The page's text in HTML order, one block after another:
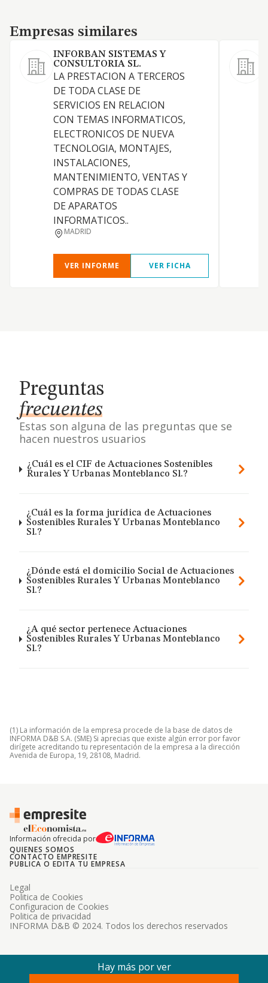
Empresas similares
Empresas similares
INFORBAN SISTEMAS Y
CONSULTORIA SL.
LA PRESTACION A TERCEROS
DE TODA CLASE DE
SERVICIOS EN RELACION
CON TEMAS INFORMATICOS,
ELECTRONICOS DE NUEVA
TECNOLOGIA, MONTAJES,
INSTALACIONES,
MANTENIMIENTO, VENTAS Y
COMPRAS DE TODAS CLASE
DE APARATOS
INFORMATICOS..
MADRID
VER INFORME VER FICHA
Preguntas
frecuentes
Estas son alguna de las preguntas que se
hacen nuestros usuarios
¿Cuál es el CIF de Actuaciones Sostenibles
Rurales Y Urbanas Monteblanco Sl.?
¿Cuál es la forma jurídica de Actuaciones
Sostenibles Rurales Y Urbanas Monteblanco
Sl.?
¿Dónde está el domicilio Social de Actuaciones
Sostenibles Rurales Y Urbanas Monteblanco
Sl.?
¿A qué sector pertenece Actuaciones
Sostenibles Rurales Y Urbanas Monteblanco
Sl.?
(1) La información de la empresa procede de la base de datos de
INFORMA D&B S.A. (SME) Si aprecias que existe algún error por favor
dirígete acreditando tu representación de la empresa a la dirección
Avenida de Europa, 19, 28108, Madrid.
Información ofrecida por
QUIENES SOMOS
CONTACTO EMPRESITE
PUBLICA O EDITA TU EMPRESA
INFORMA D&B © 2024. Todos los derechos reservados
Legal
Politica de Cookies
Configuracion de Cookies
Politica de privacidad
Hay más por ver